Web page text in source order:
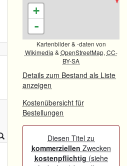
+
-
Kartenbilder & -daten von
Wikimedia & OpenStreetMap, CC-
BY-SA
Details zum Bestand als Liste
anzeigen
Kostenübersicht für
Bestellungen
Diesen Titel zu
kommerziellen Zwecken
kostenpflichtig (siehe